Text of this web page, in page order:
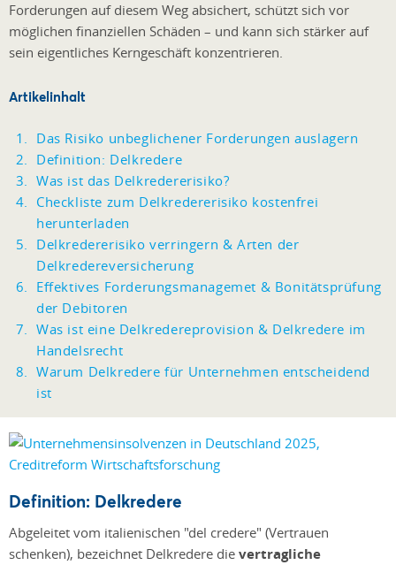
Forderungen auf diesem Weg absichert, schützt sich vor
möglichen finanziellen Schäden – und kann sich stärker auf
sein eigentliches Kerngeschäft konzentrieren.
Artikelinhalt
Das Risiko unbeglichener Forderungen auslagern
Definition: Delkredere
Was ist das Delkredererisiko?
Checkliste zum Delkredererisiko kostenfrei
herunterladen
Delkredererisiko verringern & Arten der
Delkredereversicherung
Effektives Forderungsmanagemet & Bonitätsprüfung
der Debitoren
Was ist eine Delkredereprovision & Delkredere im
Handelsrecht
Warum Delkredere für Unternehmen entscheidend
ist
Definition: Delkredere
Abgeleitet vom italienischen "del credere" (Vertrauen
schenken), bezeichnet Delkredere die vertragliche